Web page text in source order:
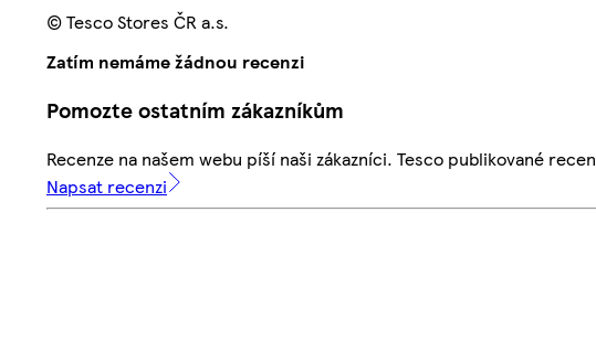
© Tesco Stores ČR a.s.
Zatím nemáme žádnou recenzi
Pomozte ostatním zákazníkům
Recenze na našem webu píší naši zákazníci. Tesco publikované
Napsat recenzi